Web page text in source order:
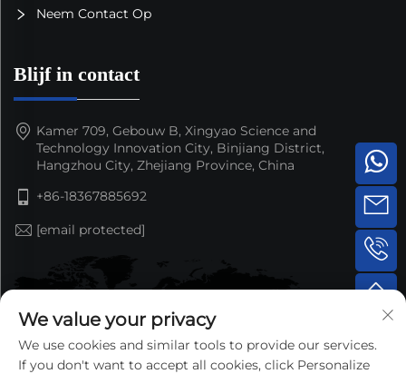
Neem Contact Op
Blijf in contact
Kamer 709, Gebouw B, Xingyao Science and
Technology Innovation City, Binjiang District,
Hangzhou City, Zhejiang Province, China
+86-18367885692
[email protected]
We value your privacy
We use cookies and similar tools to provide our services.
If you don't want to accept all cookies, click Personalize